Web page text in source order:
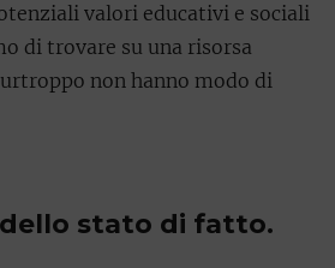
valori educativi e sociali
di trovare su una risorsa
non hanno modo di
stato di fatto.